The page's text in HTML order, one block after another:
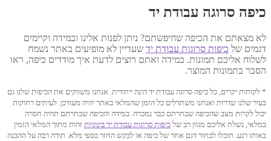
כיפה סרוגה עבודת יד
לא מצאתם את הכיפה שחיפשתם? ניתן לפנות אלינו ובמידה וקיימים
דגמים של כיפות סרוגות עבודת יד שעדיין לא מופיעים באתר נשמח
לשלוח אליכם תמונות. במידה ואתם רוצים לדעת איך מודדים כיפה, ראו
הסבר בתמונות המוצר.
* לקוחות יקרים, כל כיפה סרוגה עבודת יד הינה ייחודית. אנחנו משווקים את הכיפות שלנו גם
בעיר שלנו שדרות ואנחנו משתדלים כל הזמן שהמלאי באתר יהיה מעודכן. לעיתים רחוקות
יכול לקרות מצב שהכיפה שבחרתם כבר נמכרה. במידה והכיפה שבחרתם תהיה חסרה
במלאי, נשלח אליכם מגוון רב של כיפות סרוגות עבודת יד בינוניות זהות מתוך המלאי הזמין
באותו רגע. תוכלו לבחור דגם אחר של כיפה או לבקש החזר כספי מלא. תודה רבה על ההבנה.